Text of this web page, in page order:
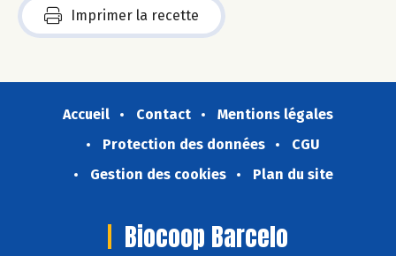
Imprimer la recette
Accueil Contact
Mentions légales
Protection des données
CGU
Gestion des cookies
Plan du site
Biocoop Barcelo